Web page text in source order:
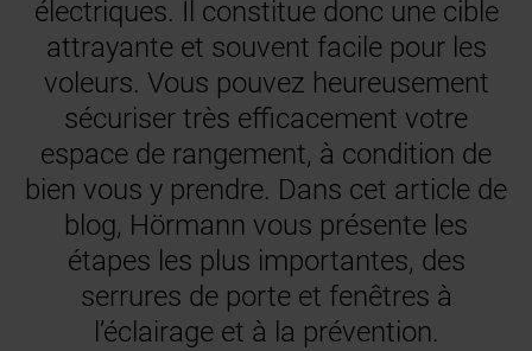
électriques. Il constitue donc une cible
attrayante et souvent facile pour les
voleurs. Vous pouvez heureusement
sécuriser très efficacement votre
espace de rangement, à condition de
bien vous y prendre. Dans cet article de
blog, Hörmann vous présente les
étapes les plus importantes, des
serrures de porte et fenêtres à
l’éclairage et à la prévention.